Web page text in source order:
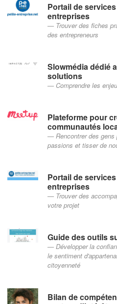
Portail de
entreprises
Trouver des fiches
des entrepreneurs
Slowmédia dédié
solutions
Comprendre les
Plateforme pour
communautés
Rencontrer des
passions et tisser de
Portail de
entreprises
Trouver des
votre projet
Guide des outils
Développer la
le sentiment
citoyenneté
Bilan de